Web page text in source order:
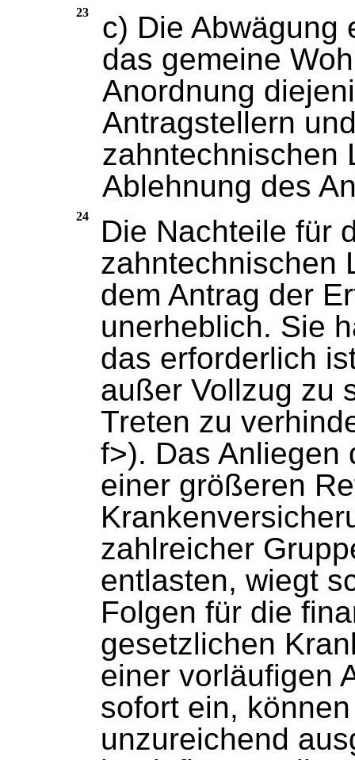
23
c) Die Abwägung
das gemeine
Anordnung
Antragstellern
zahntechnischen
Ablehnung des
24
Die Nachteile für
zahntechnischen
dem Antrag der
unerheblich. Sie
das erforderlich
außer Vollzug zu
Treten zu
f>). Das Anliegen
einer größeren
zahlreicher
entlasten, wiegt
Folgen für die
gesetzlichen
einer vorläufigen
sofort ein,
unzureichend